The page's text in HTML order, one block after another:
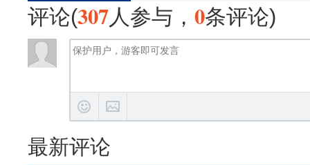
评论(307人参与， 0条评论)
最新评论